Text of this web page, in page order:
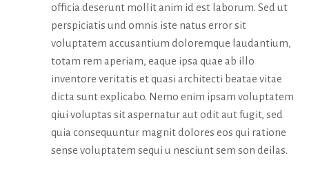
officia deserunt mollit anim id est laborum. Sed ut
perspiciatis und omnis iste natus error sit
voluptatem accusantium doloremque laudantium,
totam rem aperiam, eaque ipsa quae ab illo
inventore veritatis et quasi architecti beatae vitae
dicta sunt explicabo. Nemo enim ipsam voluptatem
qiui voluptas sit aspernatur aut odit aut fugit, sed
quia consequuntur magnit dolores eos qui ratione
sense voluptatem sequi u nesciunt sem son deilas.